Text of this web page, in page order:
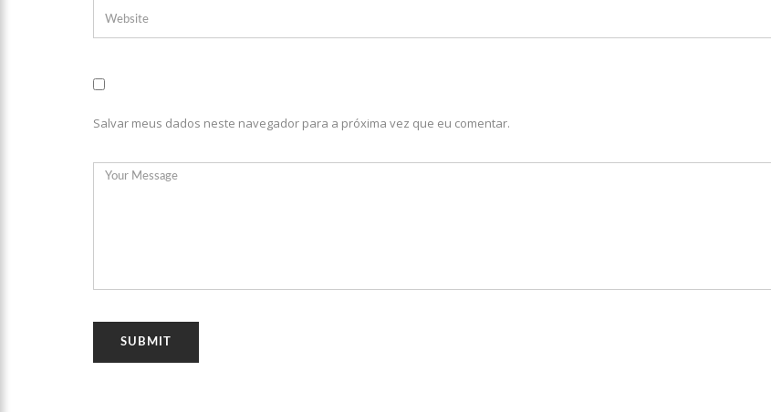
Salvar meus dados neste navegador para a próxima vez que eu comentar.